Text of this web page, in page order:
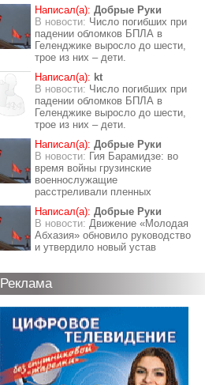
Написал(а): Добрые Руки
В новости: Число погибших при
падении обломков БПЛА в
Геленджике выросло до шести,
трое из них – дети.
Написал(а): kt
В новости: Число погибших при
падении обломков БПЛА в
Геленджике выросло до шести,
трое из них – дети.
Написал(а): Добрые Руки
В новости: Гия Барамидзе: во
время войны грузинские
военнослужащие
расстреливали пленных
Написал(а): Добрые Руки
В новости: Движение «Молодая
Абхазия» обновило руководство
и утвердило новый устав
Реклама